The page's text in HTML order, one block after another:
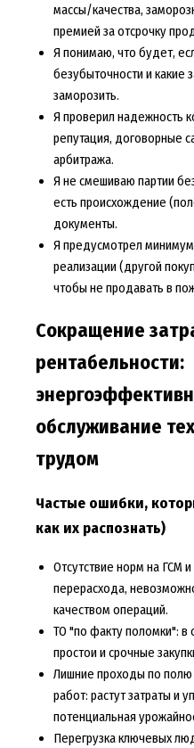
массы/качества,
премией за отсрочку
Я понимаю, что будет,
безубыточности и какие
заморозить.
Я проверил надежность
репутация, договорные
арбитража.
Я не смешиваю партии
есть происхождение
документы.
Я предусмотрел
реализации (другой
чтобы не продавать в
Сокращение
рентабельности:
обслуживание
трудом
Частые ошибки,
как их распознать)
Отсутствие норм на ГСМ
перерасхода,
качеством операций.
ТО "по факту поломки": в
простои и срочные
Лишние проходы по полю
работ: растут затраты и
потенциальная
Перегрузка ключевых